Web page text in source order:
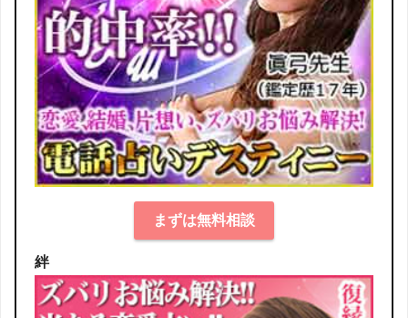
まずは無料相談
絆